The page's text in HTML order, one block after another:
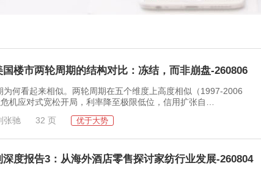
楼市两轮周期的结构对比：冻结，而非崩盘-260806
起来相似。两轮周期在五个维度上高度相似（1997-2006
机应对式宽松开局，利率降至极限低位，信用扩张自…
张驰 32 页 优于大势
度报告3：从海外酒店零售探讨家纺行业发展-260804